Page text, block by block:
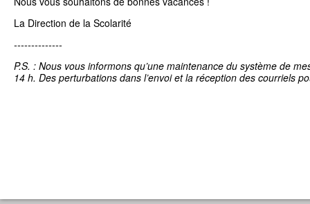
La Direction de la Scolarité
--------------
P.S. : Nous vous informons qu’une maintenance du système de
14 h. Des perturbations dans l’envoi et la réception des courriels